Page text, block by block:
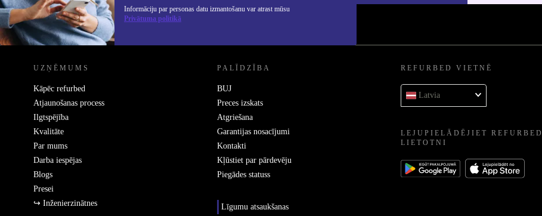
Informāciju par personas datu izmantošanu var atrast mūsu
Privātuma politikā
REFURBED - RETHINK NEW.
UZŅĒMUMS
Kāpēc refurbed
Atjaunošanas process
Ilgtspējība
Kvalitāte
Par mums
Darba iespējas
Blogs
Presei
↪ Inženierzinātnes
PALĪDZĪBA
BUJ
Preces izskats
Atgriešana
Garantijas nosacījumi
Kontakti
Kļūstiet par pārdevēju
Piegādes statuss
Līgumu atsaukšanas
REFURBED VIETNĒ
Latvia
LEJUPIELĀDĒJIET REFURBED
LIETOTNI